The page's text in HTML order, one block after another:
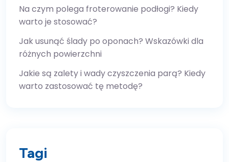
Na czym polega froterowanie podłogi? Kiedy
warto je stosować?
Jak usunąć ślady po oponach? Wskazówki dla
różnych powierzchni
Jakie są zalety i wady czyszczenia parą? Kiedy
warto zastosować tę metodę?
Tagi